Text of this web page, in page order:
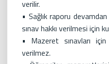
verilir.
• Sağlık raporu
sınav hakkı verilmesi için
• Mazeret sınavları
verilmez.